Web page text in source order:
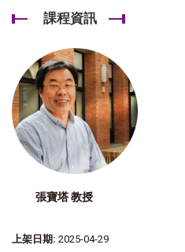
課程資訊
張寶塔 教授
上架日期: 2025-04-29